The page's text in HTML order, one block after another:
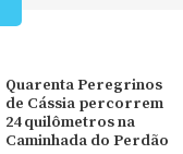
Quarenta Peregrinos
de Cássia percorrem
24 quilômetros na
Caminhada do Perdão